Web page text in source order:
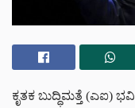
ಕೃತಕ ಬುದ್ಧಿಮತ್ತೆ (ಎಐ)